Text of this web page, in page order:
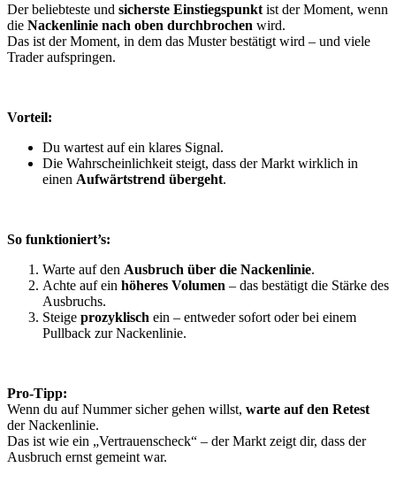
Der beliebteste und sicherste Einstiegspunkt ist der Moment, wenn
die Nackenlinie nach oben durchbrochen wird.
Das ist der Moment, in dem das Muster bestätigt wird – und viele
Trader aufspringen.
Vorteil:
Du wartest auf ein klares Signal.
Die Wahrscheinlichkeit steigt, dass der Markt wirklich in
einen Aufwärtstrend übergeht.
So funktioniert’s:
Warte auf den Ausbruch über die Nackenlinie.
Achte auf ein höheres Volumen – das bestätigt die Stärke des
Ausbruchs.
Steige prozyklisch ein – entweder sofort oder bei einem
Pullback zur Nackenlinie.
Pro-Tipp:
Wenn du auf Nummer sicher gehen willst, warte auf den Retest
der Nackenlinie.
Das ist wie ein „Vertrauenscheck“ – der Markt zeigt dir, dass der
Ausbruch ernst gemeint war.